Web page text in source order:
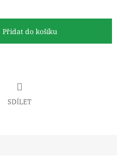
Přidat do košíku
SDÍLET